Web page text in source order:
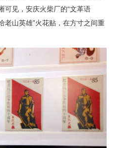
可见，安庆火柴厂的“文革语
老山英雄”火花贴，在方寸之间重